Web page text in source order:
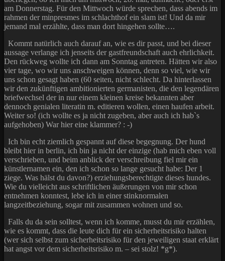
am Donnerstag. Für den Mittwoch würde sprechen, dass abends im
rahmen der minpresmes im schlachthof ein slam ist! Und da mir
jemand mal erzählte, dass man dort hingehen sollte….
Kommt natürlich auch darauf an, wie es dir passt, und bei dieser
aussage verlange ich jenseits der gastfreundschaft auch ehrlichkeit.
Den rückweg wollte ich dann am Sonntag antreten. Hätten wir also
vier tage, wo wir uns anschweigen können, denn so viel, wie wir
uns schon gesagt haben (60 seiten, nicht schlecht. Da hinterlassen
wir den zukünftigen ambitionierten germanisten, die den legendären
briefwechsel der in nur einem kleinen kreise bekannten aber
dennoch genialen literatin m. editieren wollen, einen haufen arbeit.
Weiter so! (ich wollte es ja nicht zugeben, aber auch ich hab`s
aufgehoben) War hier eine klammer? : -)
Ich bin echt ziemlich gespannt auf diese begegnung. Der hund
bleibt hier in berlin, ich bin ja nicht der einzige (hab mich eben voll
verschrieben, und beim anblick der verschreibung fiel mir ein
künstlernamen ein, den ich schon so lange gesucht habe: Der 1
ziege. Was hälst du davon?) erziehungsberechtigte dieses hundes.
Wie du vielleicht aus schriftlichen äußerungen von mir schon
entnehmen konntest, lebe ich in einer stinknormalen
langzeitbeziehung, sogar mit zusammen wohnen und so.
Falls du da sein solltest, wenn ich komme, musst du mir erzählen,
wie es kommt, dass die leute dich für ein sicherheitsrisiko halten
(wer sich selbst zum sicherheitsrisiko für den jeweiligen staat erklärt
hat angst vor dem sicherheitsrisiko m. – sei stolz! *g*).